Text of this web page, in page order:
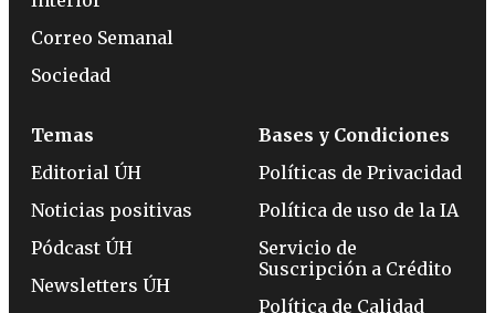
Correo Semanal
Sociedad
Temas
Editorial ÚH
Noticias positivas
Pódcast ÚH
Newsletters ÚH
Bases y Condiciones
Políticas de Privacidad
Política de uso de la IA
Servicio de
Suscripción a Crédito
Política de Calidad